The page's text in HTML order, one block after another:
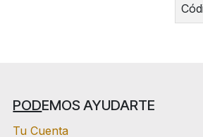
PODEMOS AYUDARTE
Tu Cuenta